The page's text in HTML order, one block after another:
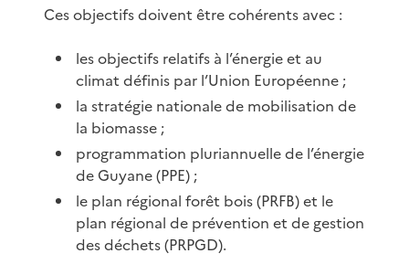
Ces objectifs doivent être cohérents avec :
les objectifs relatifs à l’énergie et au
climat définis par l’Union Européenne ;
la stratégie nationale de mobilisation de
la biomasse ;
programmation pluriannuelle de l’énergie
de Guyane (PPE) ;
le plan régional forêt bois (PRFB) et le
plan régional de prévention et de gestion
des déchets (PRPGD).